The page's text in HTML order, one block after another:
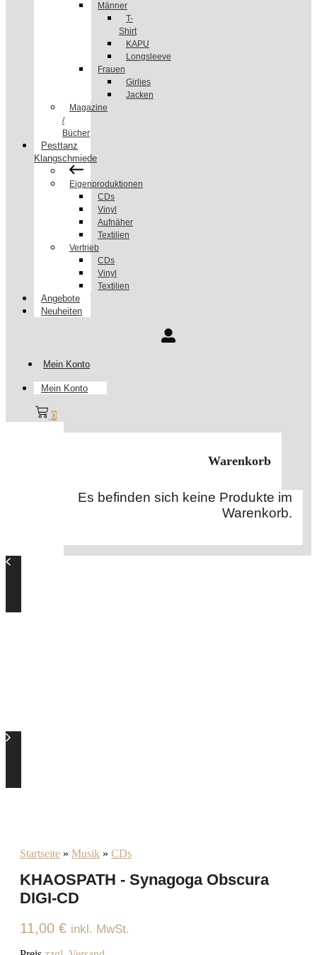
Männer
T-
Shirt
KAPU
Longsleeve
Frauen
Girlies
Jacken
Magazine
/
Bücher
Pesttanz
Klangschmiede
Eigenproduktionen
CDs
Vinyl
Aufnäher
Textilien
Vertrieb
CDs
Vinyl
Textilien
Angebote
Neuheiten
Mein Konto
Mein Konto
0
Warenkorb
Es befinden sich keine Produkte im
Warenkorb.
Startseite » Musik » CDs
KHAOSPATH - Synagoga Obscura
DIGI-CD
11,00 € inkl. MwSt.